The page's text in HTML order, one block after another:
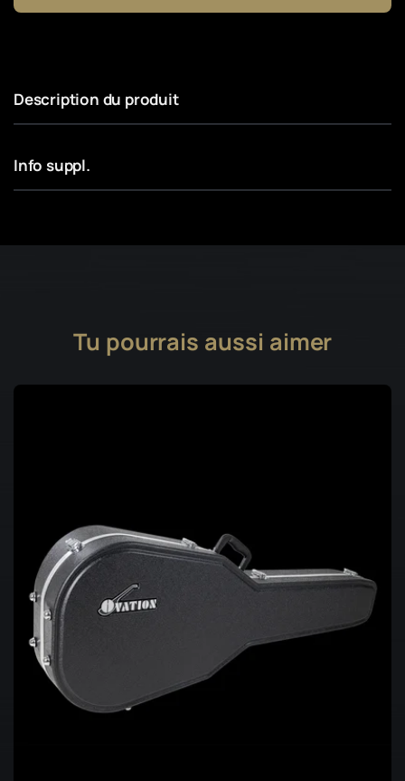
Description du produit
Info suppl.
Tu pourrais aussi aimer